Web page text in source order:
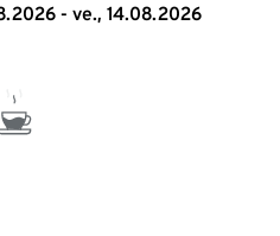
- ve., 14.08.2026